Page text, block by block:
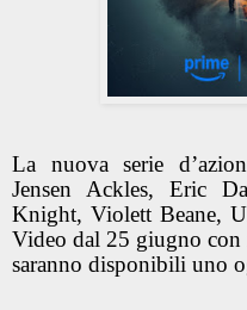
La nuova serie
Jensen Ackles, Eric
Knight, Violett Beane,
Video dal 25 giugno con
saranno disponibili uno